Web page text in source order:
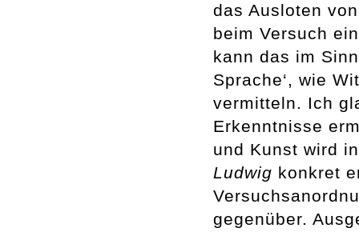
das Ausloten
beim Versuch
kann das im
Sprache‘, wie
vermitteln. Ich
Erkenntnisse
und Kunst wird
Ludwig konkret
gegenüber.